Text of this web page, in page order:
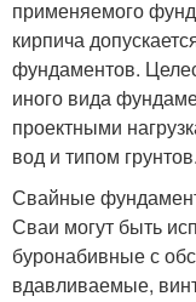
применяемого
кирпича
фундаментов.
иного вида
проектными
вод и типом грунтов.
Свайные
Сваи могут быть
буронабивные с
вдавливаемые,